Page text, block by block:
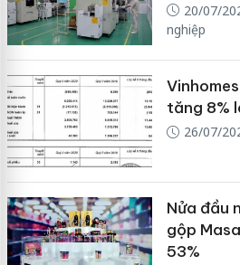
20/07/
nghiệp
tăng 8%
26/07/
Nửa đầu
gộp
53%